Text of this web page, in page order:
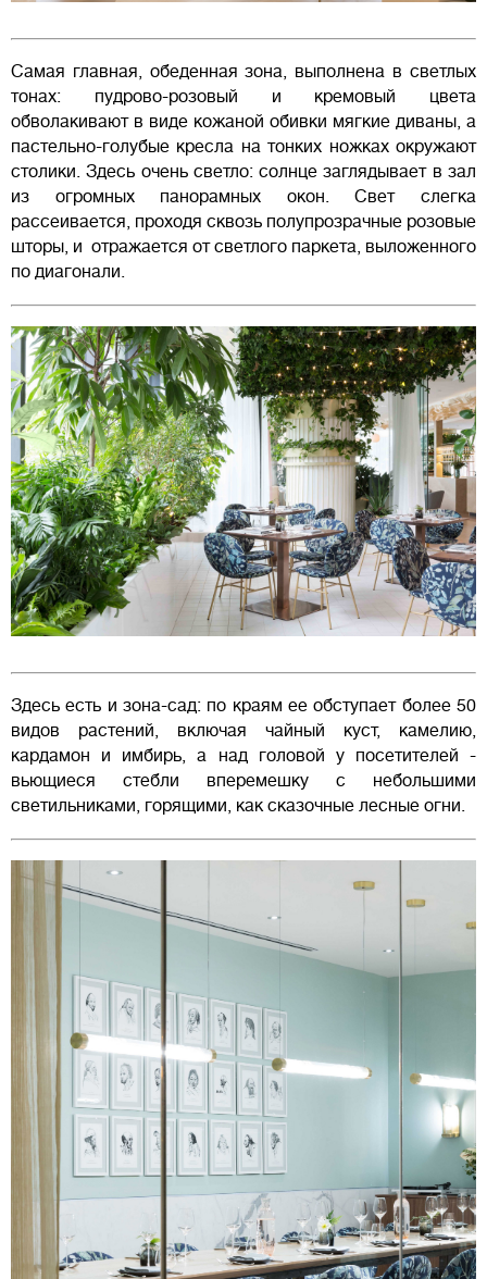
Самая главная, обеденная зона, выполнена в светлых
тонах: пудрово-розовый и кремовый цвета
обволакивают в виде кожаной обивки мягкие диваны, а
пастельно-голубые кресла на тонких ножках окружают
столики. Здесь очень светло: солнце заглядывает в зал
из огромных панорамных окон. Свет слегка
рассеивается, проходя сквозь полупрозрачные розовые
шторы, и отражается от светлого паркета, выложенного
по диагонали.
Здесь есть и зона-сад: по краям ее обступает более 50
видов растений, включая чайный куст, камелию,
кардамон и имбирь, а над головой у посетителей -
вьющиеся стебли вперемешку с небольшими
светильниками, горящими, как сказочные лесные огни.